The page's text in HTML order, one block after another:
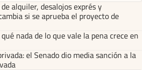
alquiler, desalojos exprés y
si se aprueba el proyecto de
nada de lo que vale la pena crece en
el Senado dio media sanción a la